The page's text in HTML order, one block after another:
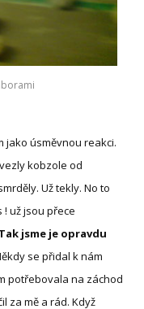
jako úsměvnou reakci.
kobzole od
Už tekly. No to
už jsou přece
Tak jsme je opravdu
se přidal k nám
potřebovala na záchod
za mě a rád. Když